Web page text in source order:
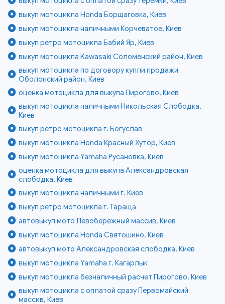
выкуп мотоцикла Honda Борщаговка, Киев
выкуп мотоцикла наличными Корчеватое, Киев
выкуп ретро мотоцикла Бабий Яр, Киев
выкуп мотоцикла Kawasaki Соломенский район, Киев
выкуп мотоцикла по договору купли продажи
Оболонский район, Киев
оценка мотоцикла для выкупа Пирогово, Киев
выкуп мотоцикла наличными Никольская Слободка,
Киев
выкуп ретро мотоцикла г. Богуслав
выкуп мотоцикла Honda Красный Хутор, Киев
выкуп мотоцикла Yamaha Русановка, Киев
оценка мотоцикла для выкупа Александровская
слободка, Киев
выкуп мотоцикла наличными г. Киев
выкуп ретро мотоцикла г. Тараща
автовыкуп мото Левобережный массив, Киев
выкуп мотоцикла Honda Святошино, Киев
автовыкуп мото Александровская слободка, Киев
выкуп мотоцикла Yamaha г. Кагарлык
выкуп мотоцикла безналичный расчет Пирогово, Киев
выкуп мотоцикла с оплатой сразу Первомайский
массив, Киев